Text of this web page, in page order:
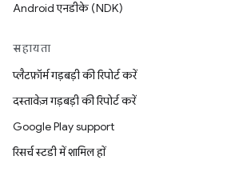
Android एनडीके (NDK)
सहायता
प्लैटफ़ॉर्म गड़बड़ी की रिपोर्ट करें
दस्तावेज़ गड़बड़ी की रिपोर्ट करें
Google Play support
रिसर्च स्टडी में शामिल हों